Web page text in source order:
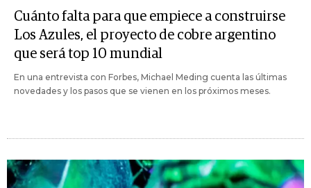
Cuánto falta para que empiece a construirse
Los Azules, el proyecto de cobre argentino
que será top 10 mundial
En una entrevista con Forbes, Michael Meding cuenta las últimas
novedades y los pasos que se vienen en los próximos meses.